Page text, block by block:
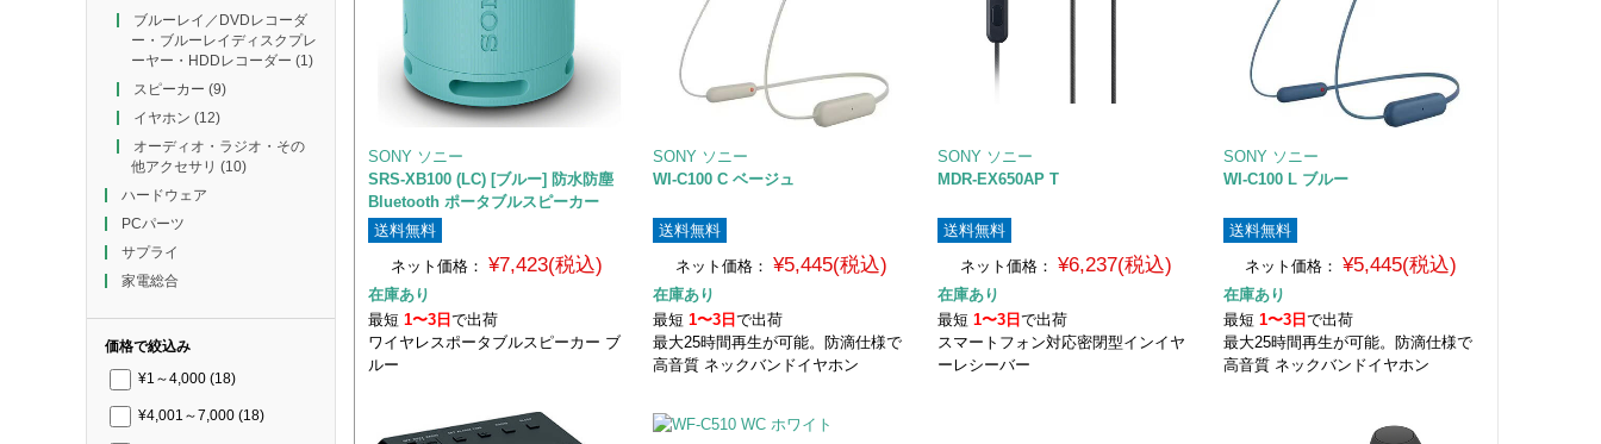
ブルーレイ／DVDレコーダ
ー・ブルーレイディスクプレ
ーヤー・HDDレコーダー (1)
スピーカー (9)
イヤホン (12)
オーディオ・ラジオ・その
他アクセサリ (10)
ハードウェア
PCパーツ
サプライ
家電総合
価格で絞込み
¥1～4,000 (18)
¥4,001～7,000 (18)
SONY ソニー
SRS-XB100 (LC) [ブルー] 防水防塵
Bluetooth ポータブルスピーカー
送料無料
ネット価格： ¥7,423(税込)
在庫あり
最短 1〜3日 で出荷
ワイヤレスポータブルスピーカー ブ
ルー
SONY ソニー
WI-C100 C ベージュ
送料無料
ネット価格： ¥5,445(税込)
在庫あり
最短1〜3日で出荷
最大25時間再生が可能。防滴仕様で
高音質 ネックバンドイヤホン
SONY ソニー
MDR-EX650AP T
送料無料
ネット価格：
¥6,237(税込)
在庫あり
最短1〜3日で出荷
スマートフォン対応密閉型インイヤ
ーレシーバー
SONY ソニー
WI-C100 L ブルー
送料無料
ネット価格：
¥5,445(税込)
在庫あり
最短 1〜3日 で出荷
最大25時間再生が可能。防滴仕様で
高音質 ネックバンドイヤホン